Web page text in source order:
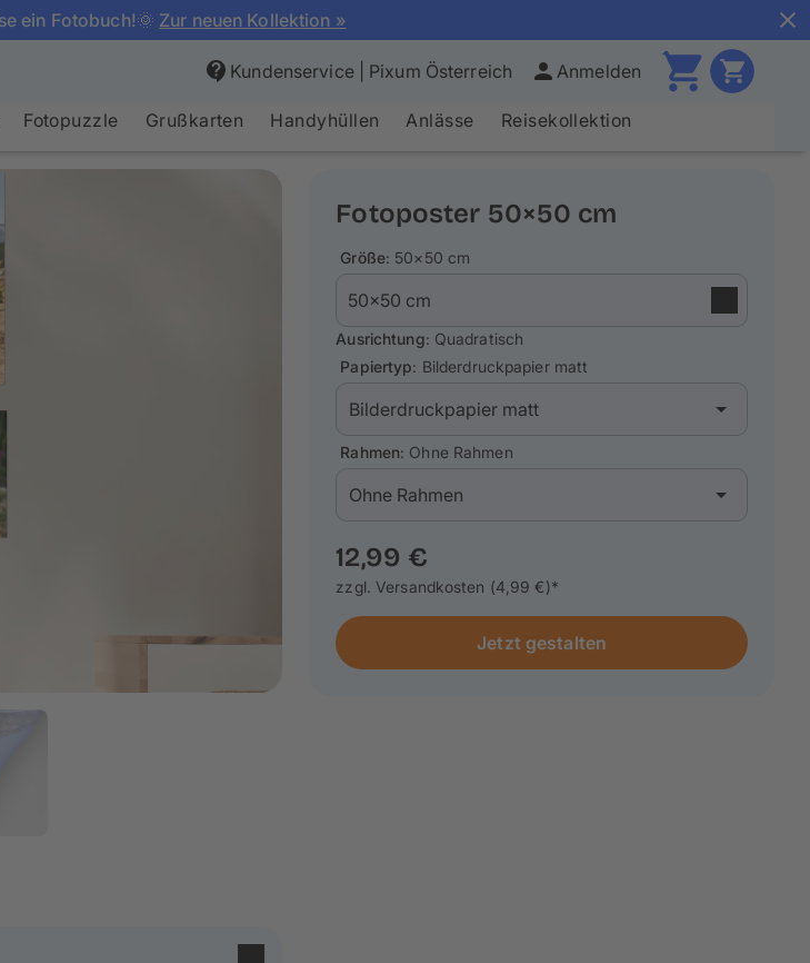
ein Fotobuch!🌞 Zur neuen Kollektion »
Kundenservice | Pixum Österreich Anmelden
Fotopuzzle Grußkarten Handyhüllen Anlässe Reisekollektion
Fotoposter 50×50 cm
Größe: 50×50 cm
Ausrichtung: Quadratisch
Papiertyp: Bilderdruckpapier matt
Rahmen: Ohne Rahmen
12,99 €
zzgl. Versandkosten (4,99 €)*
Jetzt gestalten